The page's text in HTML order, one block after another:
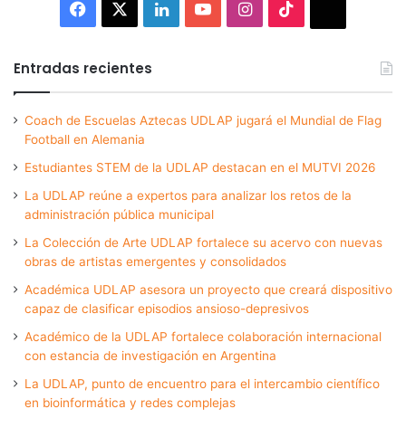
Facebook LinkedInYouTubeInstagram
Entradas recientes
Coach de Escuelas Aztecas UDLAP jugará el Mundial de Flag
Football en Alemania
Estudiantes STEM de la UDLAP destacan en el MUTVI 2026
La UDLAP reúne a expertos para analizar los retos de la
administración pública municipal
La Colección de Arte UDLAP fortalece su acervo con nuevas
obras de artistas emergentes y consolidados
Académica UDLAP asesora un proyecto que creará dispositivo
capaz de clasificar episodios ansioso-depresivos
Académico de la UDLAP fortalece colaboración internacional
con estancia de investigación en Argentina
La UDLAP, punto de encuentro para el intercambio científico
en bioinformática y redes complejas